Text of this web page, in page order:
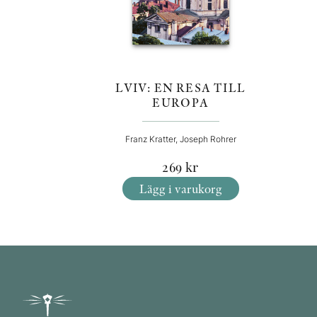
LVIV: EN RESA TILL
EUROPA
Franz Kratter, Joseph Rohrer
269 kr
Lägg i varukorg